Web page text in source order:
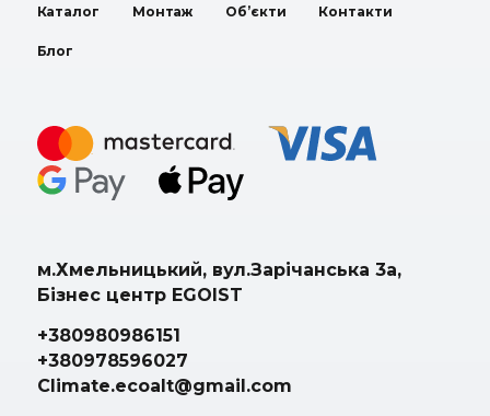
Каталог Монтаж Об’єкти Контакти
Блог
м.Хмельницький, вул.Зарічанська 3а,
Бізнес центр EGOIST
+380980986151
+380978596027
Climate.ecoalt@gmail.com